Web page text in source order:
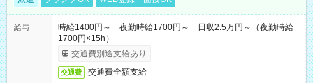
給与
時給1400円～ 夜勤時給1700円～ 日収2.5万円～（夜勤時給
1700円×15h）
交通費別途支給あり
交通費 交通費全額支給